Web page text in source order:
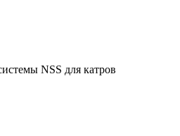
NSS для катров